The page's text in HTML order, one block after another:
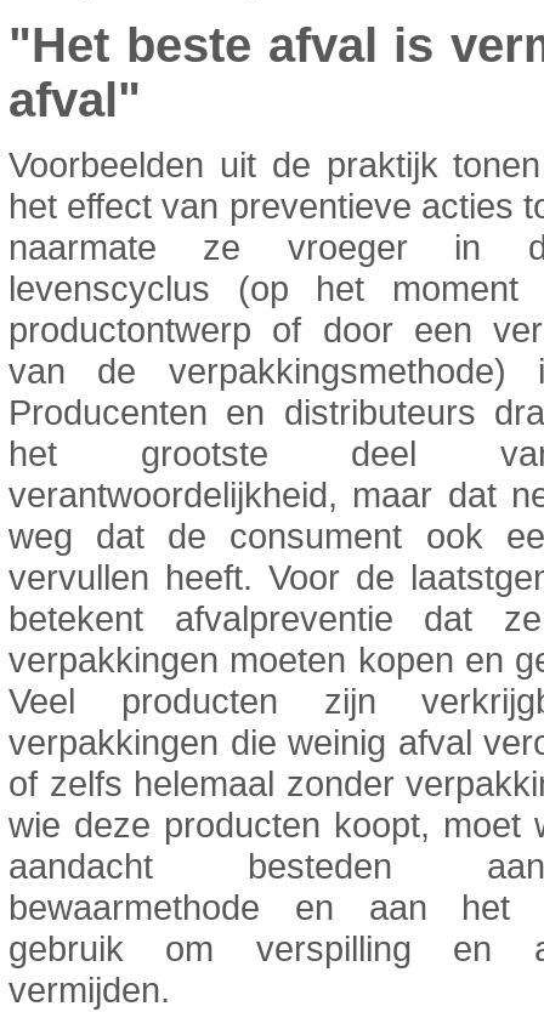
"Het beste afval is
afval"
Voorbeelden uit de praktijk
het effect van preventieve acties
naarmate ze vroeger in
levenscyclus (op het
productontwerp of door een
van de verpakkingsmethode)
Producenten en distributeurs
het grootste deel
verantwoordelijkheid, maar dat
weg dat de consument ook
vervullen heeft. Voor de
betekent afvalpreventie dat
verpakkingen moeten kopen en
Veel producten zijn
verpakkingen die weinig afval
of zelfs helemaal zonder
wie deze producten koopt, moet
aandacht besteden
bewaarmethode en aan het
gebruik om verspilling en
vermijden.